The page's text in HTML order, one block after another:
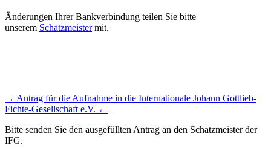
Mitgliedschaft
Änderungen Ihrer Bankverbindung teilen Sie bitte
unserem Schatzmeistermit.
→ Antrag für die Aufnahme in die Internationale Johann Gottlieb-
Fichte-Gesellschaft e.V. ←
Bitte senden Sie den ausgefüllten Antrag an den Schatzmeister der
IFG.